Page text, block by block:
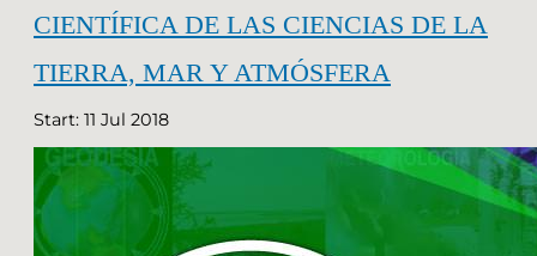
CIENTÍFICA DE LAS CIENCIAS DE LA
TIERRA, MAR Y ATMÓSFERA
Start: 11 Jul 2018